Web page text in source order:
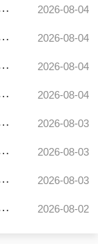
？白云机安预防性检测全解析 2026-08-04
广州变压器预防性测验护航疏散通道 2026-08-04
，白云机安筑牢生命防线 2026-08-04
州配电房维保公司凭什么赢得园区信赖 2026-08-04
业配电房维保公司的这些硬实力里 2026-08-03
电室保养公司如何守护城市脉搏？ 2026-08-03
白云区电房维保公司如何护航制造企业生产线 2026-08-03
生产线，地标建筑信赖的电力管家 2026-08-02
事故
电房稳定